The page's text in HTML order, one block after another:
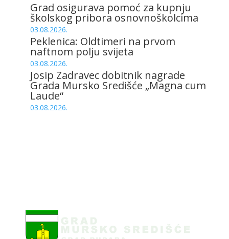
Grad osigurava pomoć za kupnju
školskog pribora osnovnoškolcima
03.08.2026.
Peklenica: Oldtimeri na prvom
naftnom polju svijeta
03.08.2026.
Josip Zadravec dobitnik nagrade
Grada Mursko Središće „Magna cum
Laude“
03.08.2026.